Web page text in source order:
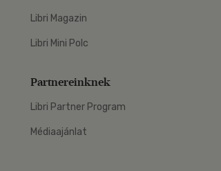
Libri Magazin
Libri Mini Polc
Partnereinknek
Libri Partner Program
Médiaajánlat